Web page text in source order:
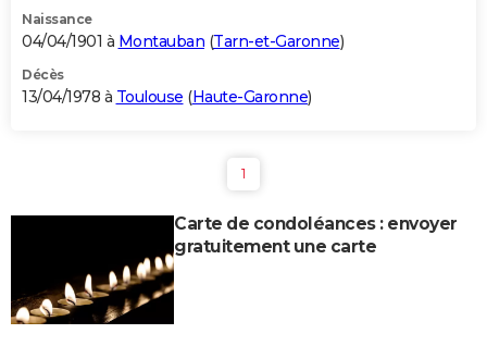
Naissance
04/04/1901 à Montauban (Tarn-et-Garonne)
Décès
13/04/1978 à Toulouse (Haute-Garonne)
1
Carte de condoléances : envoyer
gratuitement une carte